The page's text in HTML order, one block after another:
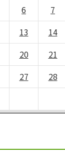
6 7
13 14
20 21
27 28